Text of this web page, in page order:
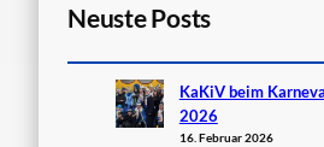
Neuste Posts
KaKiV beim
2026
16. Februar 2026